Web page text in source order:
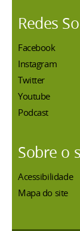
Redes
Facebook
Instagram
Twitter
Youtube
Podcast
Sobre o
Acessibilidade
Mapa do site